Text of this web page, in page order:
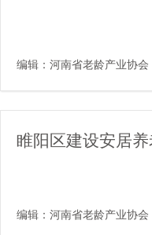
编辑：河南省老龄产业协会
睢阳区建设安居养
编辑：河南省老龄产业协会